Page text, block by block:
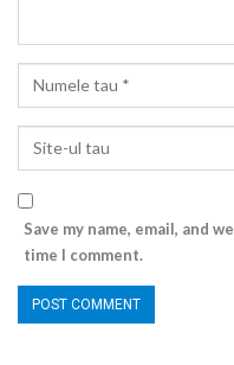
Save my name, email, and
time I comment.